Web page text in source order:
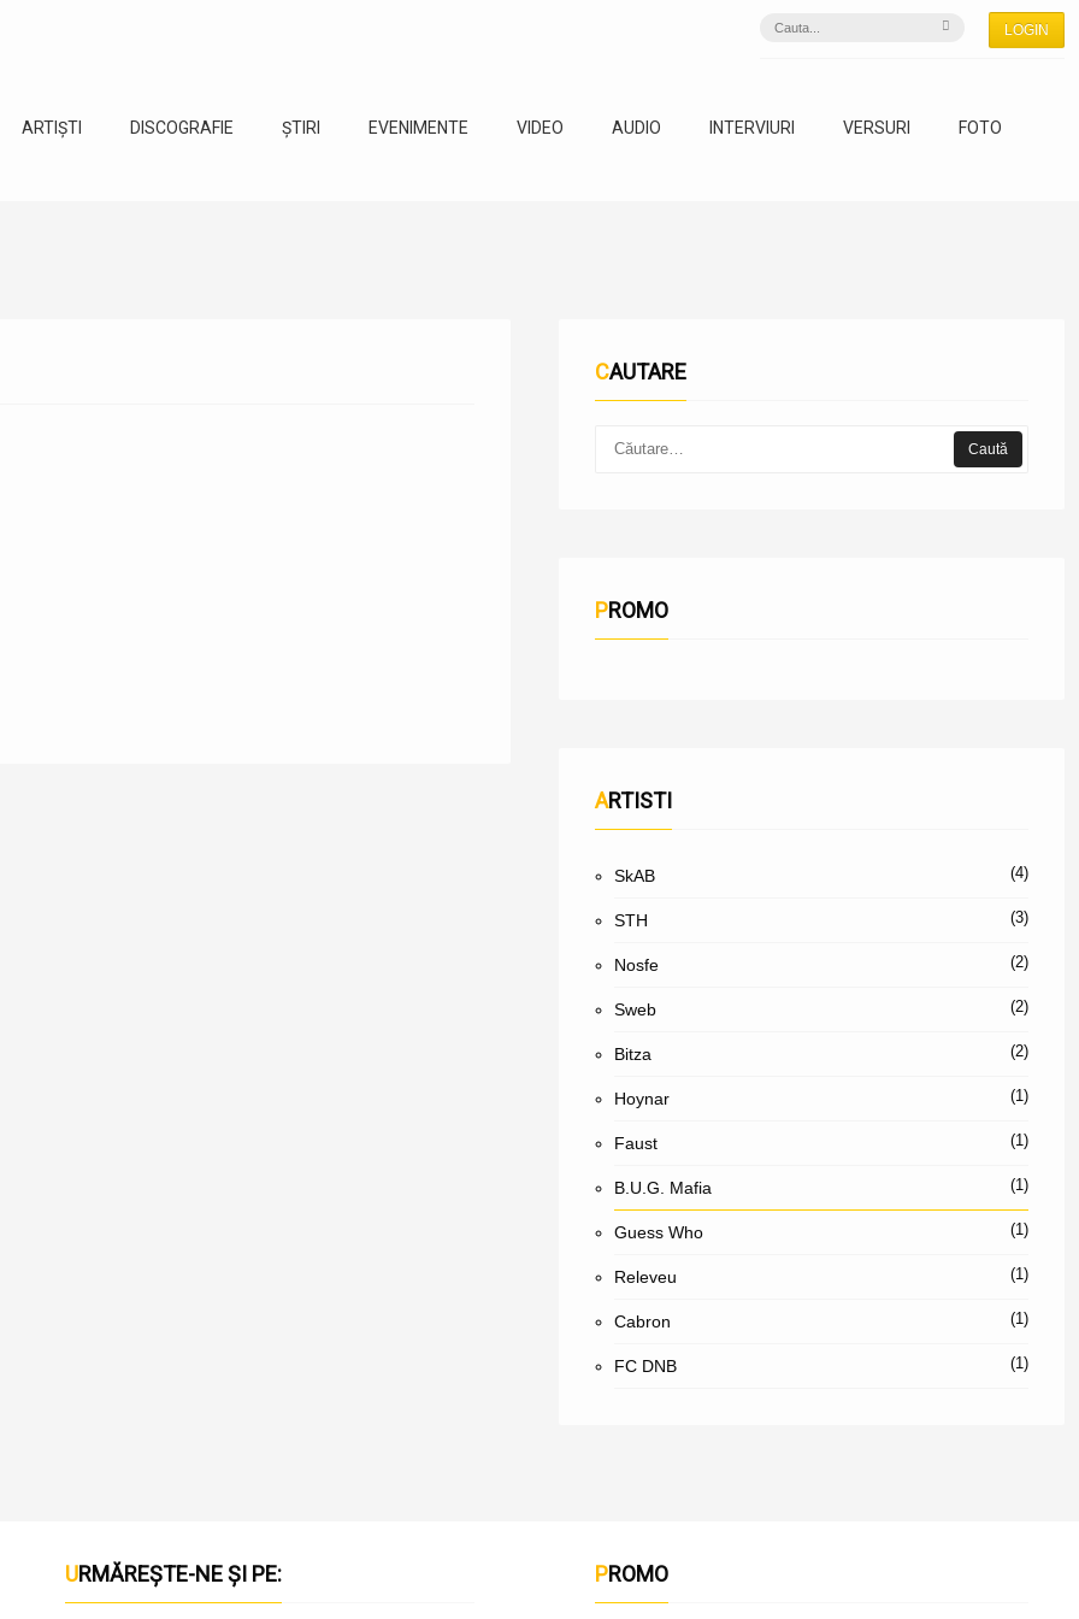
LOGIN
ARTIȘTI DISCOGRAFIE ȘTIRI EVENIMENTE VIDEO AUDIO INTERVIURI VERSURI FOTO
CAUTARE
PROMO
ARTISTI
SkAB (4)
STH (3)
Nosfe (2)
Sweb (2)
Bitza (2)
Hoynar (1)
Faust (1)
B.U.G. Mafia (1)
Guess Who (1)
Releveu (1)
Cabron (1)
FC DNB (1)
URMĂREȘTE-NE ȘI PE: PROMO